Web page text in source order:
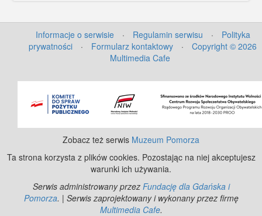
Informacje o serwisie · Regulamin serwisu ·
Polityka
prywatności
· Formularz kontaktowy ·
Copyright © 2026
Multimedia Cafe
Zobacz też serwis Muzeum Pomorza
Ta strona korzysta z plików cookies. Pozostając na niej akceptujesz
warunki ich używania.
Serwis administrowany przez Fundację dla Gdańska i
Pomorza. | Serwis zaprojektowany i wykonany przez firmę
Multimedia Cafe.